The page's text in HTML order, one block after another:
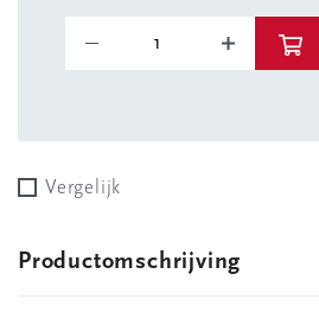
Vergelijk
Productomschrijving